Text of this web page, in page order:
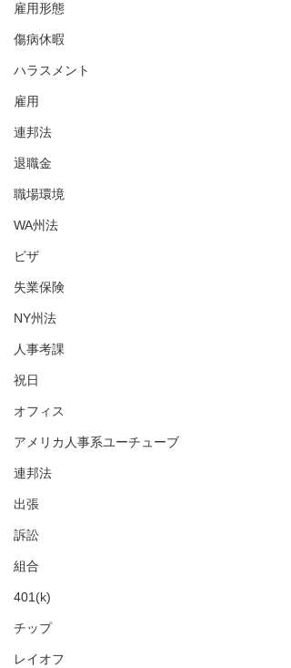
雇用形態
傷病休暇
ハラスメント
雇用
連邦法
退職金
職場環境
WA州法
ビザ
失業保険
NY州法
人事考課
祝日
オフィス
アメリカ人事系ユーチューブ
連邦法
出張
訴訟
組合
401(k)
チップ
レイオフ